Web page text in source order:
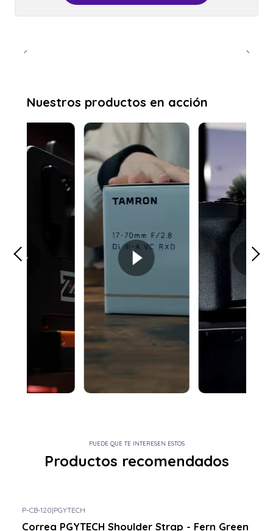
PUEDE QUE TE INTERESEN ESTOS
Productos recomendados
P-CB-120|PGYTECH
Correa PGYTECH Shoulder Strap - Fern Green